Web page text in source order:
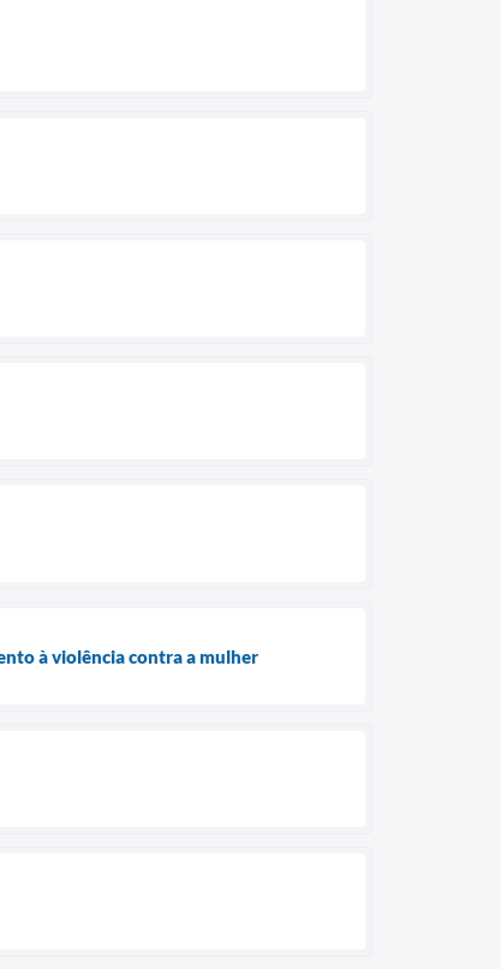
à violência contra a mulher